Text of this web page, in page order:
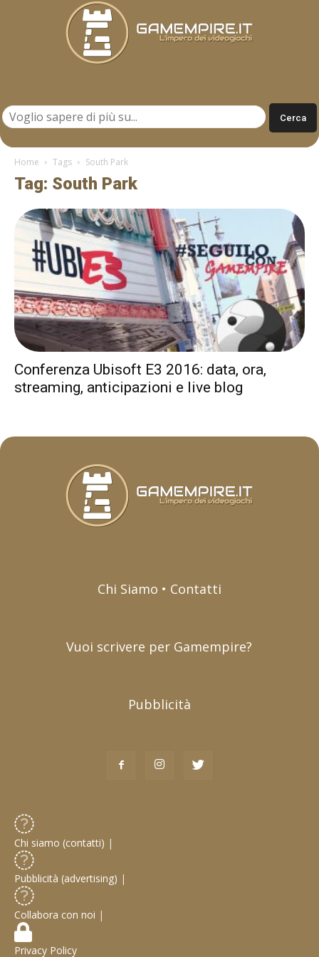
Home Tags South Park
Tag: South Park
Conferenza Ubisoft E3 2016: data, ora,
streaming, anticipazioni e live blog
Chi Siamo • Contatti
Vuoi scrivere per Gamempire?
Pubblicità
Chi siamo (contatti) |
Pubblicità (advertising) |
Collabora con noi |
Privacy Policy